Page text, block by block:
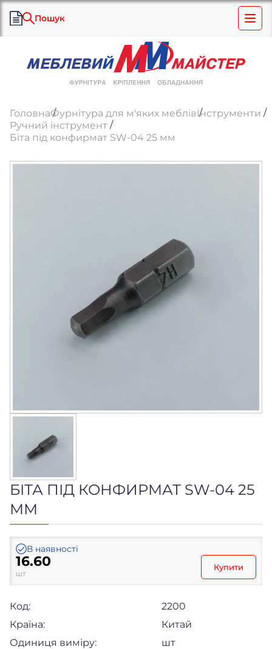
Пошук
ГоловнаФурнітура для м'яких меблівІнструменти
Ручний інструмент
Біта під конфирмат SW-04 25 мм
БІТА ПІД КОНФИРМАТ SW-04 25
ММ
В наявності
16.60
шт
Купити
Код:
2200
Країна:
Китай
Одиниця виміру:
шт